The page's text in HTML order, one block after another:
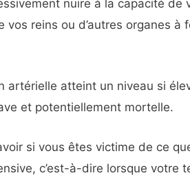
nuire à la capacité de
vos reins ou d’autres organes à
artérielle atteint un niveau si
et potentiellement mortelle.
si vous êtes victime de ce
c’est-à-dire lorsque votre